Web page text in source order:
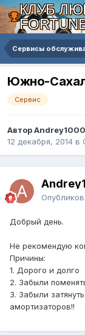
КЛУБ
Сервисы
Южно-
Сервис
Автор Andrey1000
12 декабря, 2014 в
Добрый день.
Не рекомендую
Причины:
1. Дорого и долго
2. Забыли
3. Забыли
амортизаторов!!